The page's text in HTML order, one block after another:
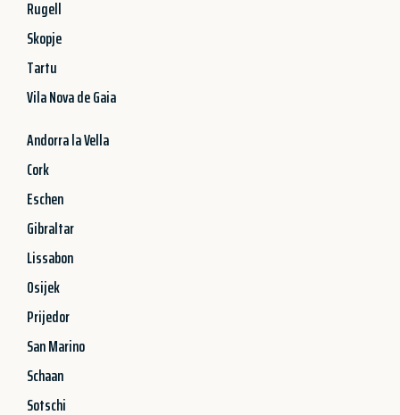
Rugell
Skopje
Tartu
Vila Nova de Gaia
Andorra la Vella
Cork
Eschen
Gibraltar
Lissabon
Osijek
Prijedor
San Marino
Schaan
Sotschi